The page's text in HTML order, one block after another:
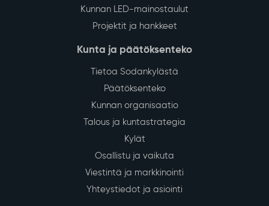
Kunnan LED-mainostaulut
Projektit ja hankkeet
Kunta ja päätöksenteko
Tietoa Sodankylästä
Päätöksenteko
Kunnan organisaatio
Talous ja kuntastrategia
Kylät
Osallistu ja vaikuta
Viestintä ja markkinointi
Yhteystiedot ja asiointi